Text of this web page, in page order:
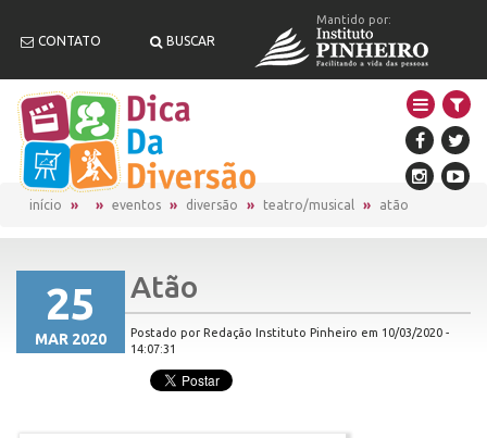
CONTATO BUSCAR
Mantido por:
início eventos diversão teatro/musical atão
25
MAR 2020
Atão
Postado por Redação Instituto Pinheiro em 10/03/2020 -
14:07:31